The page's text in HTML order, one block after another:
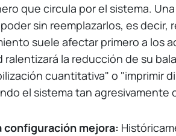
que circula por el sistema.
sin reemplazarlos, es
suele afectar primero a los
ralentizará la reducción de su
cuantitativa" o "imprimir
el sistema tan agresivamente
configuración mejora: